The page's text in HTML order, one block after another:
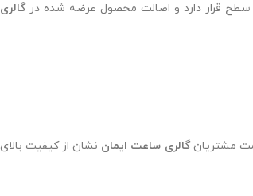
سطح قرار دارد و اصالت محصول عرضه شده درگالری
مشتریانگالری ساعت ایمان نشان از کیفیت بالای